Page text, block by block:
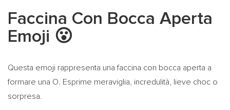
Faccina Con Bocca Aperta
Emoji 😮
Questa emoji rappresenta una faccina con bocca aperta a
formare una O. Esprime meraviglia, incredulità, lieve choc o
sorpresa.